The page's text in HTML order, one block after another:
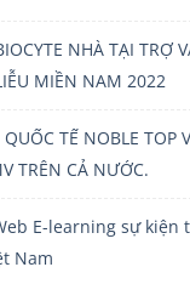
NHÀ TẠI TRỢ
MIỀN NAM 2022
TẾ NOBLE TOP
TRÊN CẢ NƯỚC.
E-learning sự kiện
Nam